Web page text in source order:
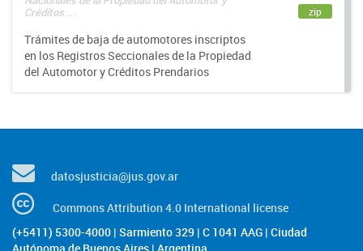
Créditos ...
Trámites de baja de automotores inscriptos
en los Registros Seccionales de la Propiedad
del Automotor y Créditos Prendarios
zip
datosjusticia@jus.gov.ar
Commons Attribution 4.0 International license
(+5411) 5300-4000 | Sarmiento 329 | C 1041 AAG | Ciudad